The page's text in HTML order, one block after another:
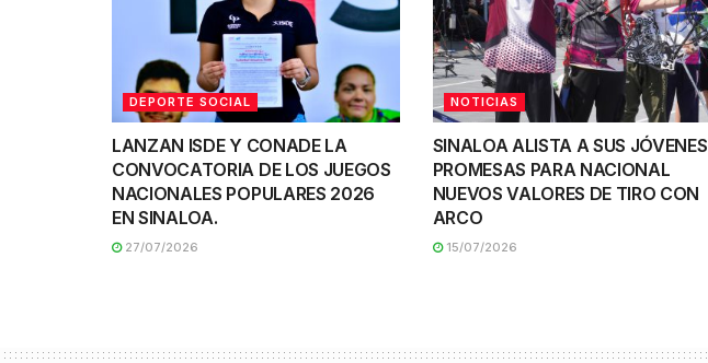
DEPORTE SOCIAL
LANZAN ISDE Y CONADE LA
CONVOCATORIA DE LOS JUEGOS
NACIONALES POPULARES 2026
EN SINALOA.
27/07/2026
NOTICIAS
SINALOA ALISTA A SUS JÓVENES
PROMESAS PARA NACIONAL
NUEVOS VALORES DE TIRO CON
ARCO
15/07/2026